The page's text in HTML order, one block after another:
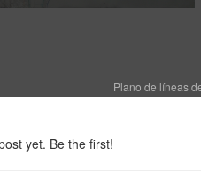
Plano de líneas
yet. Be the first!